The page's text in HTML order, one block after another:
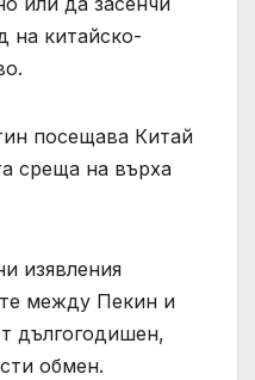
на китайско-
посещава Китай
среща на върха
изявления
между Пекин и
дългогодишен,
обмен.